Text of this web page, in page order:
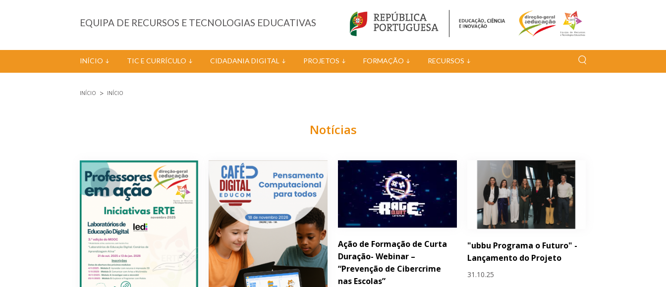
EQUIPA DE RECURSOS E TECNOLOGIAS EDUCATIVAS
INÍCIO TIC E CURRÍCULO CIDADANIA DIGITAL PROJETOS FORMAÇÃO RECURSOS
INÍCIO INÍCIO
Notícias
Ação de Formação de Curta
Duração- Webinar –
“Prevenção de Cibercrime
nas Escolas”
"ubbu Programa o Futuro" -
Lançamento do Projeto
31.10.25
Páginas